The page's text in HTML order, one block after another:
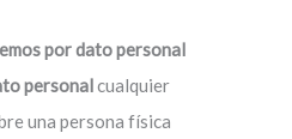
por dato personal
personalcualquier
una persona física